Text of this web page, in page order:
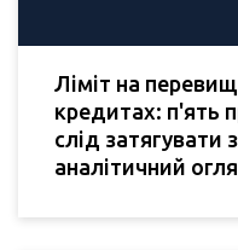
Ліміт на
кредитах: п'ять
слід затягувати
аналітичний